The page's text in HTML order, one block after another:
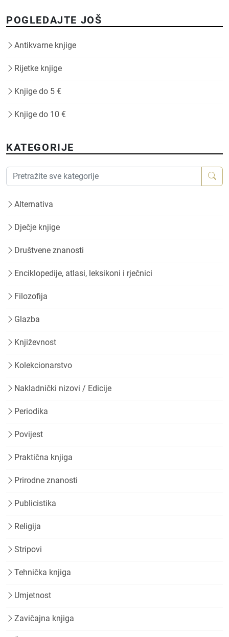
POGLEDAJTE JOŠ
Antikvarne knjige
Rijetke knjige
Knjige do 5 €
Knjige do 10 €
KATEGORIJE
Alternativa
Dječje knjige
Društvene znanosti
Enciklopedije, atlasi, leksikoni i rječnici
Filozofija
Glazba
Književnost
Kolekcionarstvo
Nakladnički nizovi / Edicije
Periodika
Povijest
Praktična knjiga
Prirodne znanosti
Publicistika
Religija
Stripovi
Tehnička knjiga
Umjetnost
Zavičajna knjiga